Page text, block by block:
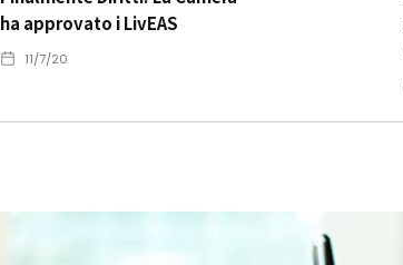
ha approvato i LivEAS
11/7/20